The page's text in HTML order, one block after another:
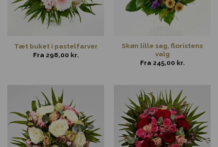
Tæt buket i pastelfarver
Fra 298,00 kr.
Skøn lille sag, floristens
valg
Fra 245,00 kr.